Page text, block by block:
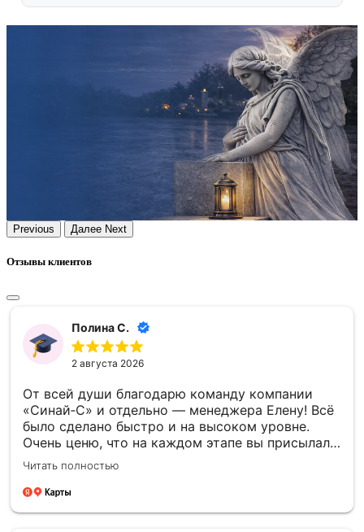
Previous Далее Next
Отзывы клиентов
Полина С.
2 августа 2026
От всей души благодарю команду компании
«Синай‑С» и отдельно — менеджера Елену! Всё
было сделано быстро и на высоком уровне.
Очень ценю, что на каждом этапе вы присылали
фото- и видеоотчёты — это давало уверенность
и спокойствие. Отдельно спасибо за то, что
успели установить памятник к памятной
Читать полностью